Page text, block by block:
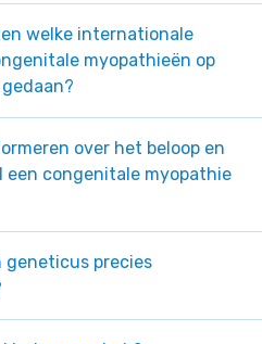
welke internationale
myopathieën op
over het beloop en
een congenitale myopathie
geneticus precies